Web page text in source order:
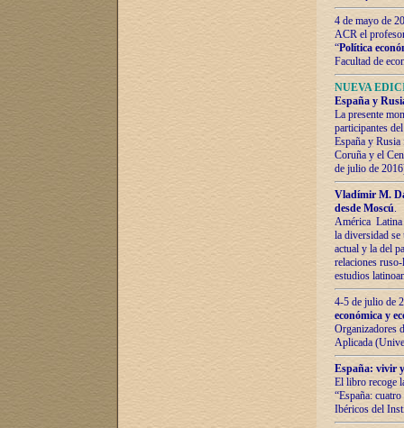
4 de mayo de
ACR el
“Política
Facultad de
NUEVA
España y
La presente
participantes
España y
Coruña y el
de julio de
Vladímir М.
desde Moscú.
América Latina
la diversidad
actual у lа del
relaciones
estudios
4-5 de julio de
económica y
Organizadores
Aplicada
España: vivir
El libro recoge
“España:
Ibéricos del